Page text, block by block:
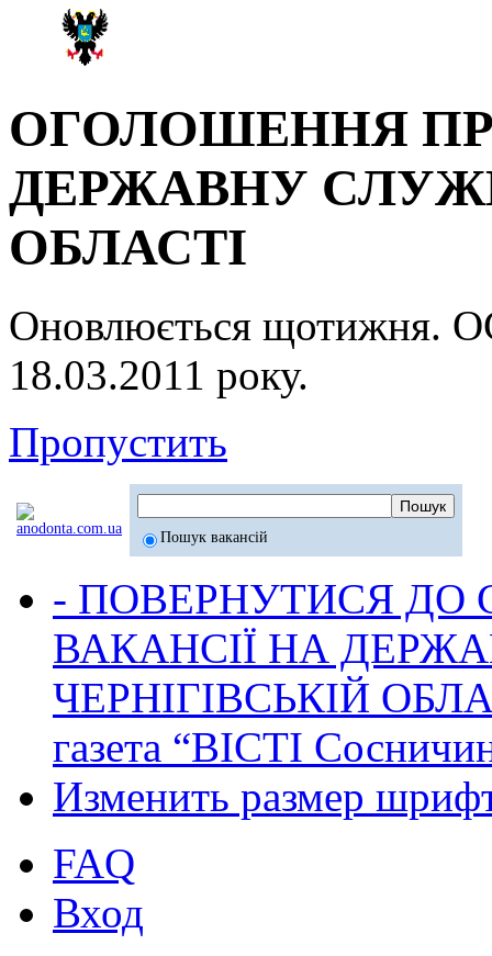
ОГОЛОШЕННЯ
ДЕРЖАВНУ
ОБЛАСТІ
Оновлюється
18.03.2011 року.
Пропустить
Пошук вакансій
- ПОВЕРНУТИСЯ ДО
ВАКАНСІЇ НА
ЧЕРНІГІВСЬКІЙ
газета “ВІСТІ
Изменить размер
FAQ
Вход